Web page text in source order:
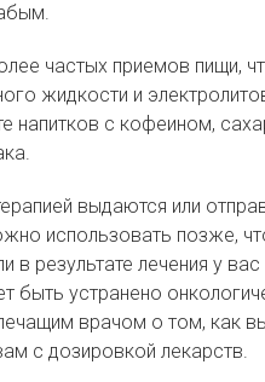
частых приемов пищи,
жидкости и
напитков с кофеином,
выдаются или
использовать позже,
в результате лечения у
быть устранено
врачом о том, как
с дозировкой лекарств.